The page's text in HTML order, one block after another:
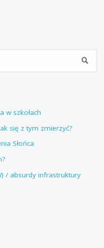
w szkołach
się z tym zmierzyć?
Słońca
/ absurdy infrastruktury